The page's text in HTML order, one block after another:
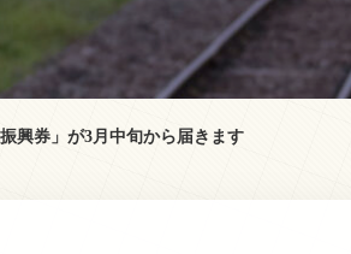
興券」が3月中旬から届きます